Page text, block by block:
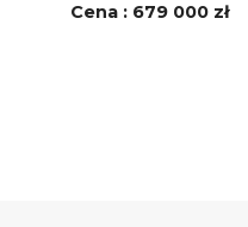
Cena : 679 000 zł